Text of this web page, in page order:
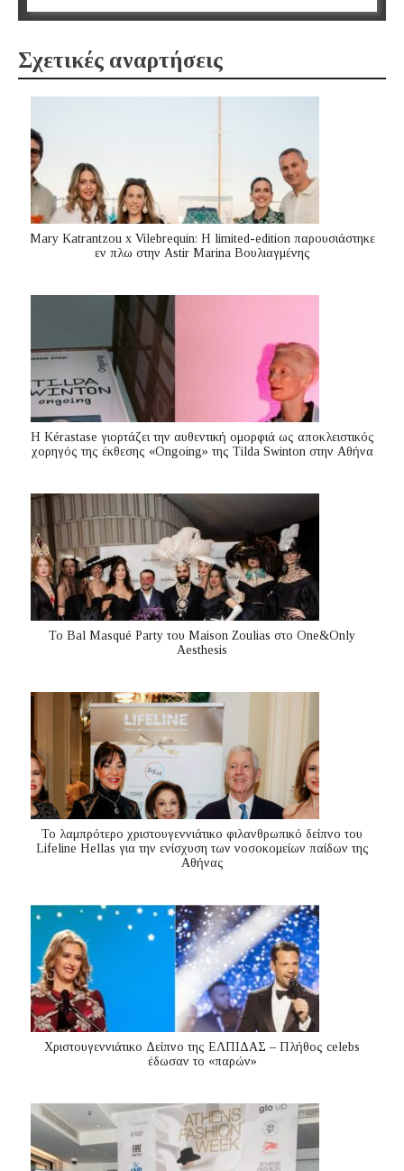
Σχετικές αναρτήσεις
Mary Katrantzou x Vilebrequin: Η limited-edition παρουσιάστηκε
εν πλω στην Astir Marina Βουλιαγμένης
Η Kérastase γιορτάζει την αυθεντική ομορφιά ως αποκλειστικός
χορηγός της έκθεσης «Ongoing» της Tilda Swinton στην Αθήνα
Το Bal Masqué Party του Maison Zoulias στο One&Only
Aesthesis
Το λαμπρότερο χριστουγεννιάτικο φιλανθρωπικό δείπνο του
Lifeline Hellas για την ενίσχυση των νοσοκομείων παίδων της
Αθήνας
Χριστουγεννιάτικο Δείπνο της ΕΛΠΙΔΑΣ – Πλήθος celebs
έδωσαν το «παρών»